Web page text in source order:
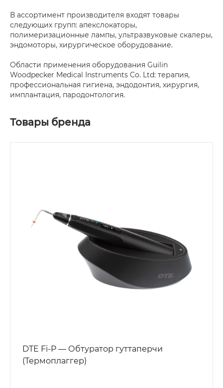
В ассортимент производителя входят товары
следующих групп: апекслокаторы,
полимеризационные лампы, ультразвуковые скалеры,
эндомоторы, хирургическое оборудование.
Области применения оборудования Guilin
Woodpecker Medical Instruments Co. Ltd: терапия,
профессиональная гигиена, эндодонтия, хирургия,
имплантация, пародонтология.
Товары бренда
DTE Fi-P — Обтуратор гуттаперчи
(Термоплаггер)